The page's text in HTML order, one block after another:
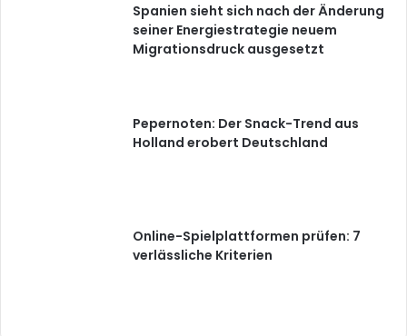
Spanien sieht sich nach der Änderung
seiner Energiestrategie neuem
Migrationsdruck ausgesetzt
Pepernoten: Der Snack-Trend aus
Holland erobert Deutschland
Online-Spielplattformen prüfen: 7
verlässliche Kriterien